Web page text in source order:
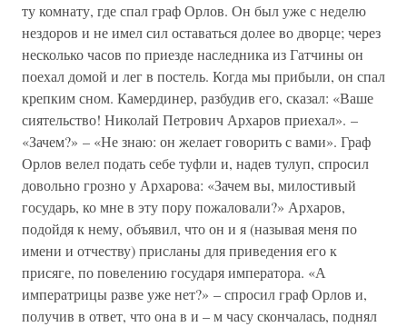
ту комнату, где спал граф Орлов. Он был уже с неделю
нездоров и не имел сил оставаться долее во дворце; через
несколько часов по приезде наследника из Гатчины он
поехал домой и лег в постель. Когда мы прибыли, он спал
крепким сном. Камердинер, разбудив его, сказал: «Ваше
сиятельство! Николай Петрович Архаров приехал». –
«Зачем?» – «Не знаю: он желает говорить с вами». Граф
Орлов велел подать себе туфли и, надев тулуп, спросил
довольно грозно у Архарова: «Зачем вы, милостивый
государь, ко мне в эту пору пожаловали?» Архаров,
подойдя к нему, объявил, что он и я (называя меня по
имени и отчеству) присланы для приведения его к
присяге, по повелению государя императора. «А
императрицы разве уже нет?» – спросил граф Орлов и,
получив в ответ, что она в и – м часу скончалась, поднял